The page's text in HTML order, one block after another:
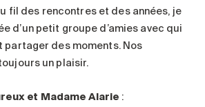
fil des rencontres et des années, je
d’un petit groupe d’amies avec qui
partager des moments. Nos
un plaisir.
et Madame Alarie :